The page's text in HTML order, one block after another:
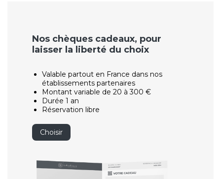
Nos chèques cadeaux, pour
laisser la liberté du choix
Valable partout en France dans nos
établissements partenaires
Montant variable de 20 à 300 €
Durée 1 an
Réservation libre
Choisir